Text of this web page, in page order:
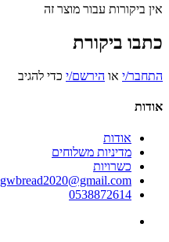
אין ביקורות עבור מוצר זה
כתבו ביקורת
התחבר/י או הירשם/י כדי להגיב
אודות
אודות
מדיניות משלוחים
כשרויות
gwbread2020@gmail.com
0538872614